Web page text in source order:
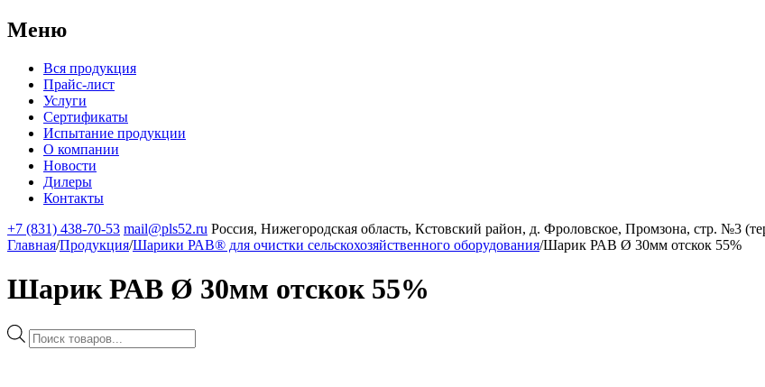
Меню
Вся продукция
Прайс-лист
Услуги
Сертификаты
Испытание продукции
О компании
Новости
Дилеры
Контакты
+7 (831) 438-70-53 mail@pls52.ru Россия, Нижегородская область, Кстовский район, д. Фроловское, Промзона, стр. №3
Главная/Продукция/Шарики РАВ® для очистки сельскохозяйственного оборудования/Шарик РАВ Ø 30мм отскок 55%
Шарик РАВ Ø 30мм отскок 55%
Поиск
товаров